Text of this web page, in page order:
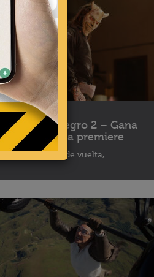
02 - 10 - 2025
Teléfono Negro 2 – Gana
pases para la premiere
El Raptor está de vuelta,...